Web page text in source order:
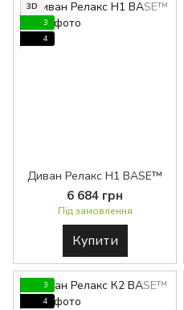
3D
3
4
Диван Релакс H1 BASE™
6 684 грн
Під замовлення
Купити
3
4